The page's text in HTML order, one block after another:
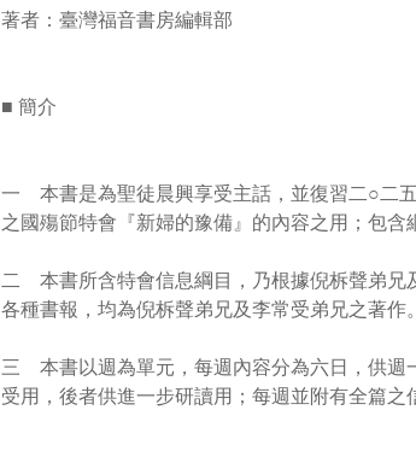
著者：臺灣福音書房編輯部
■ 簡介
一 本書是為聖徒晨興享受主話，並復習二○二
之國殤節特會『新婦的豫備』的內容之用；包含
二 本書所含特會信息綱目，乃根據倪柝聲弟兄
各種書報，均為倪柝聲弟兄及李常受弟兄之著作。
三 本書以週為單元，每週內容分為六日，供週
受用，後者供進一步研讀用；每週並附有全篇之